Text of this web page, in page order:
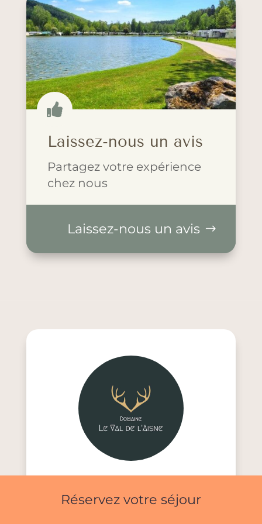

Laissez-nous un avis
Partagez votre expérience
chez nous
Laissez-nous un avis
en Ardenne !
Réservez votre séjour